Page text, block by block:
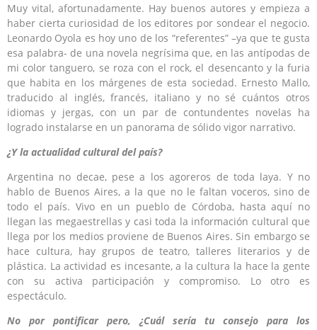
Muy vital, afortunadamente. Hay buenos autores y empieza a
haber cierta curiosidad de los editores por sondear el negocio.
Leonardo Oyola es hoy uno de los “referentes” –ya que te gusta
esa palabra- de una novela negrísima que, en las antípodas de
mi color tanguero, se roza con el rock, el desencanto y la furia
que habita en los márgenes de esta sociedad. Ernesto Mallo,
traducido al inglés, francés, italiano y no sé cuántos otros
idiomas y jergas, con un par de contundentes novelas ha
logrado instalarse en un panorama de sólido vigor narrativo.
¿Y la actualidad cultural del país?
Argentina no decae, pese a los agoreros de toda laya. Y no
hablo de Buenos Aires, a la que no le faltan voceros, sino de
todo el país. Vivo en un pueblo de Córdoba, hasta aquí no
llegan las megaestrellas y casi toda la información cultural que
llega por los medios proviene de Buenos Aires. Sin embargo se
hace cultura, hay grupos de teatro, talleres literarios y de
plástica. La actividad es incesante, a la cultura la hace la gente
con su activa participación y compromiso. Lo otro es
espectáculo.
No por pontificar pero, ¿Cuál sería tu consejo para los